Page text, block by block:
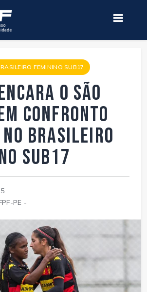
FEMININO SUB17
o São
confronto
Brasileiro
Sub17
PE -